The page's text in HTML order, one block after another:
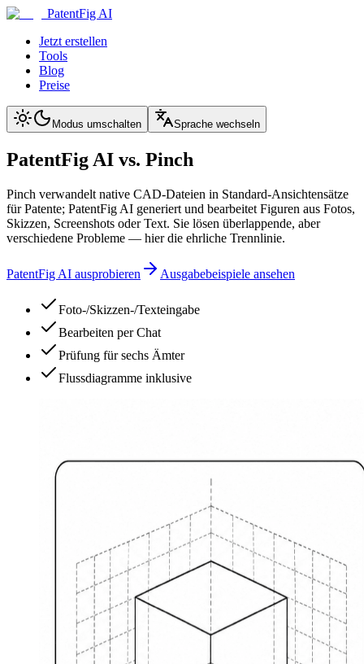
PatentFig AI
Jetzt erstellen
Tools
Blog
Preise
Modus umschalten Sprache wechseln
PatentFig AI vs. Pinch
Pinch verwandelt native CAD-Dateien in Standard-Ansichtensätze
für Patente; PatentFig AI generiert und bearbeitet Figuren aus Fotos,
Skizzen, Screenshots oder Text. Sie lösen überlappende, aber
verschiedene Probleme — hier die ehrliche Trennlinie.
PatentFig AI ausprobieren Ausgabebeispiele ansehen
Foto-/Skizzen-/Texteingabe
Bearbeiten per Chat
Prüfung für sechs Ämter
Flussdiagramme inklusive